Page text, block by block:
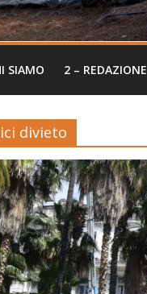
SIAMO 2 – REDAZIONE
divieto